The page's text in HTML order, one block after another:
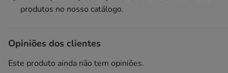
produtos no nosso catálogo.
Opiniões dos clientes
Este produto ainda não tem opiniões.